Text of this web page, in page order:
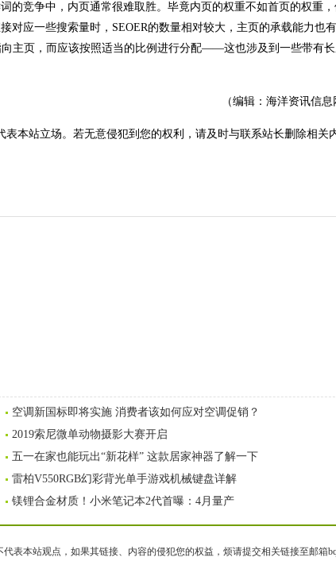
的竞争中，内页通常很难取胜。毕竟内页的权重不如首页的权重，
对应一些搜索量时，SEOER的数量相对较大，主页的承载能力也有
主页，而应该按照适当的比例进行分配——这也涉及到一些带有
（编辑：海洋资讯信息
本站立场。若无意侵犯到您的权利，请及时与联系站长删除相关
空调新国标即将实施 消费者该如何应对空调促销？
2019索尼微单动物摄影大赛开启
五一在家也能玩出“新花样” 这款居家神器了解一下
雷柏V550RGB幻彩背光单手游戏机械键盘详解
镁锂合金材质！小米笔记本2代首曝：4月量产
表本站观点，如果其链接、内容的侵犯您的权益，烦请提交相关链接至邮箱